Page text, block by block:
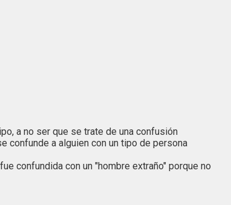
a no ser que se trate de una confusión
confunde a alguien con un tipo de persona
confundida con un "hombre extraño" porque no